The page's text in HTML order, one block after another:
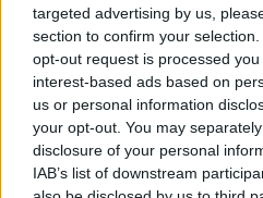
targeted advertising by us,
section to confirm your
opt-out request is processed
interest-based ads based on
us or personal information
your opt-out. You may
disclosure of your personal
IAB’s list of downstream
εσπεριδοειδή και το
υποστηρίζουν την
κυττάρων του
τόνο και την υφή της
Σε αντίθεση με τη
δεν είναι κάτι που